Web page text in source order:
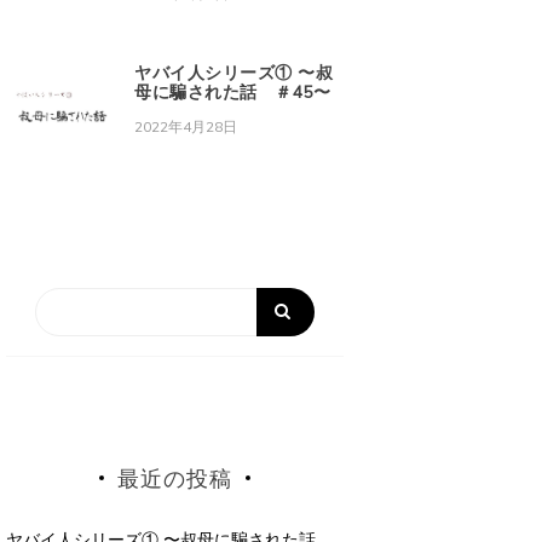
ヤバイ人シリーズ① 〜叔
母に騙された話 ＃45〜
2022年4月28日
最近の投稿